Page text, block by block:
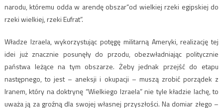
narodu, któremu odda w arendę obszar“od wielkiej rzeki egipskiej do
rzeki wielkiej, rzeki Eufrat”.
Władze Izraela, wykorzystując potęgę militarną Ameryki, realizację tej
idei już znacznie posunęły do przodu, obezwładniając politycznie
państwa leżące na tym obszarze. Żeby jednak przejść do etapu
następnego, to jest – aneksji i okupacji – muszą zrobić porządek z
Iranem, który na doktrynę “Wielkiego Izraela” nie tyle kładzie lachę, to
uważa ją za groźną dla swojej własnej przyszłości. Na domiar złego –